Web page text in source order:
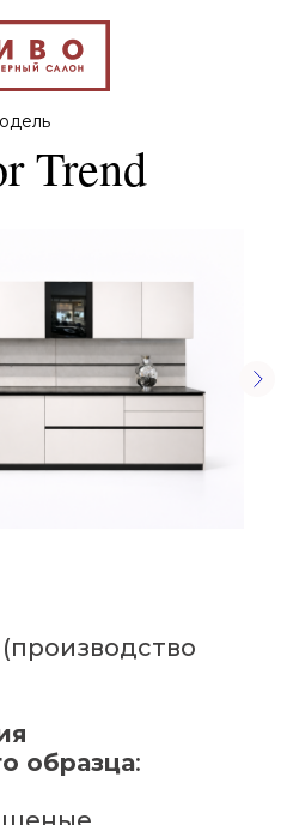
Trend
Color Trend
-
модели
(производство
образца: